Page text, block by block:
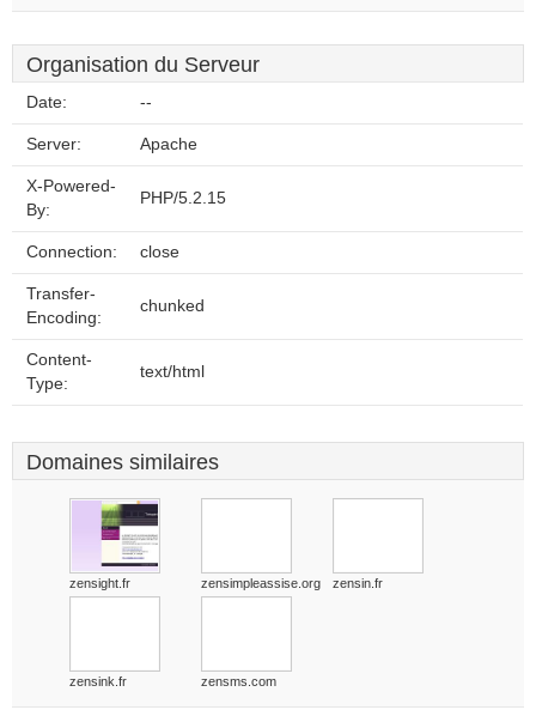
Organisation du Serveur
Date: --
Server: Apache
X-Powered-
By:
PHP/5.2.15
Connection: close
Transfer-
Encoding:
chunked
Content-
Type:
text/html
Domaines similaires
zensight.fr zensimpleassise.org zensin.fr
zensink.fr zensms.com